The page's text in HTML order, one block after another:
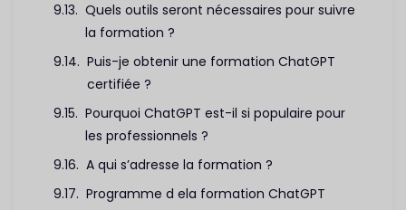
Quels outils seront nécessaires pour suivre
la formation ?
Puis-je obtenir une formation ChatGPT
certifiée ?
Pourquoi ChatGPT est-il si populaire pour
les professionnels ?
A qui s’adresse la formation ?
Programme d ela formation ChatGPT